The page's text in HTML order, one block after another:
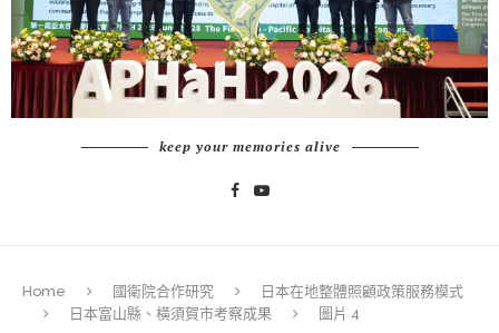
keep your memories alive
Home 國衛院合作研究
日本在地整體照顧政策服務模式
日本富山縣、橫須賀市考察成果
圖片 4